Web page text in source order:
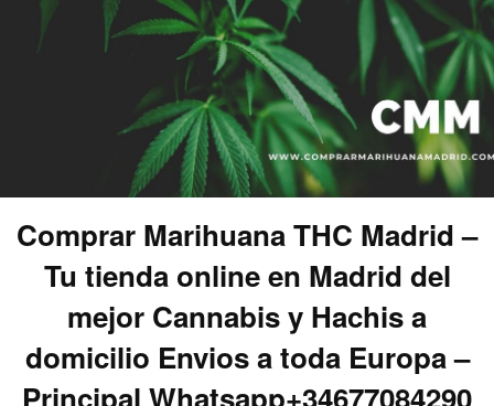
Comprar Marihuana THC Madrid –
Tu tienda online en Madrid del
mejor Cannabis y Hachis a
domicilio Envios a toda Europa –